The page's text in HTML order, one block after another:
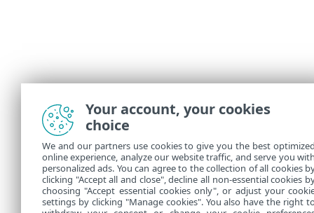
Your account, your cookies
choice
We and our partners use cookies to give you the best
online experience, analyze our website traffic, and serve you
personalized ads. You can agree to the collection of all cookies
clicking "Accept all and close", decline all non-essential cookies
choosing "Accept essential cookies only", or adjust your
settings by clicking "Manage cookies". You also have the right